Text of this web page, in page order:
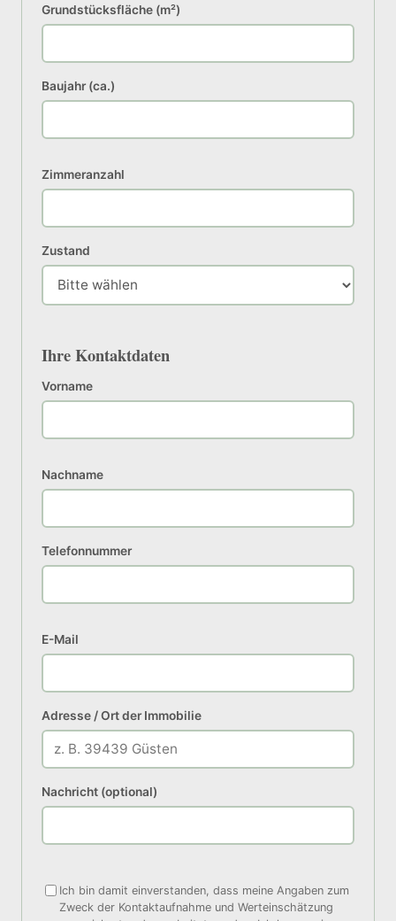
Grundstücksfläche (m²)
Baujahr (ca.)
Zimmeranzahl
Zustand
Ihre Kontaktdaten
Vorname
Nachname
Telefonnummer
E-Mail
Adresse / Ort der Immobilie
Nachricht (optional)
Ich bin damit einverstanden, dass meine Angaben zum
Zweck der Kontaktaufnahme und Werteinschätzung